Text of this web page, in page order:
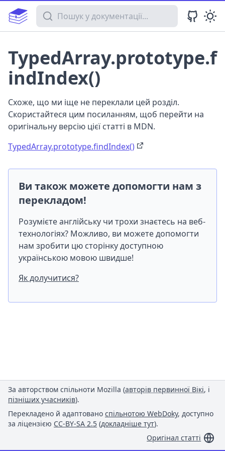
Пошук у документації
TypedArray.prototype.f
indIndex()
Схоже, що ми іще не переклали цей розділ.
Скористайтеся цим посиланням, щоб перейти на
оригінальну версію цієї статті в MDN.
TypedArray.prototype.findIndex()
Ви також можете допомогти нам з
перекладом!
Розумієте англійську чи трохи знаєтесь на веб-
технологіях? Можливо, ви можете допомогти
нам зробити цю сторінку доступною
українською мовою швидше!
Як долучитися?
За авторством спільноти Mozilla (авторів первинної Вікі, і
пізніших учасників).
Перекладено й адаптовано спільнотою WebDoky, доступно
за ліцензією CC-BY-SA 2.5 (докладніше тут).
Оригінал статті